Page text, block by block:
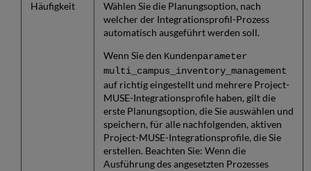
Häufigkeit
Wählen Sie die Planungsoption, nach
welcher der Integrationsprofil-Prozess
automatisch ausgeführt werden soll.
Wenn Sie den Kundenparameter
multi_campus_inventory_management
auf richtig eingestellt und mehrere Project-
MUSE-Integrationsprofile haben, gilt die
erste Planungsoption, die Sie auswählen und
speichern, für alle nachfolgenden, aktiven
Project-MUSE-Integrationsprofile, die Sie
erstellen. Beachten Sie: Wenn die
Ausführung des angesetzten Prozesses